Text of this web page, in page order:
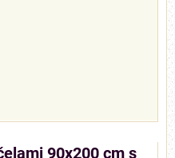
90x200 cm s